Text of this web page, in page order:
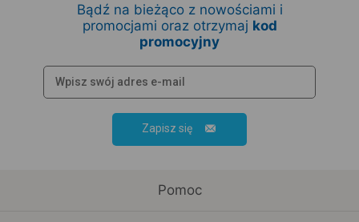
Bądź na bieżąco z nowościami i
promocjami oraz otrzymaj kod
promocyjny
Zapisz się
Pomoc